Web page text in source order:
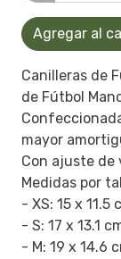
Agregar al
Canilleras de
de Fútbol
mayor
Con ajuste de
Medidas por
- XS: 15 x 11.5
- S: 17 x 13.1
- M: 19 x 14.6